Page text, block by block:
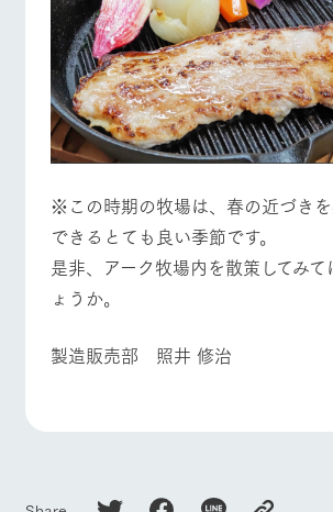
※この時期の牧場は、春の近づき
できるとても良い季節です。
是非、アーク牧場内を散策してみ
ょうか。
製造販売部 照井 修治